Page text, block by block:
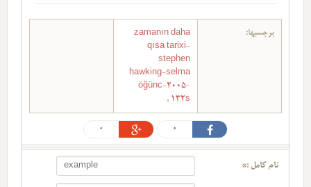
برچسبها:
zamanın daha
qısa tarixi-
stephen
hawking-selma
öğünc-2005-
132s
,
0
0
نام کامل :*